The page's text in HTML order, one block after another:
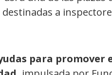
a
para promover